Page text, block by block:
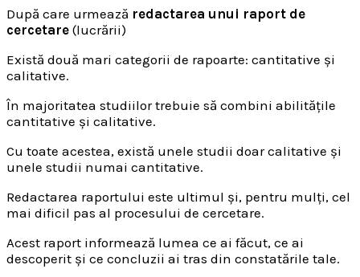
După care urmează redactarea unui raport de
cercetare (lucrării)
Există două mari categorii de rapoarte: cantitative și
calitative.
În majoritatea studiilor trebuie să combini abilitățile
cantitative și calitative.
Cu toate acestea, există unele studii doar calitative și
unele studii numai cantitative.
Redactarea raportului este ultimul și, pentru mulți, cel
mai dificil pas al procesului de cercetare.
Acest raport informează lumea ce ai făcut, ce ai
descoperit și ce concluzii ai tras din constatările tale.